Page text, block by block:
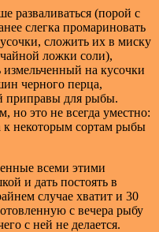
разваливаться (порой с
слегка промариновать
сложить их в миску
ложки соли),
на кусочки
черного перца,
приправы для рыбы.
это не всегда уместно:
к некоторым сортам рыбы
всеми этими
и дать постоять в
случае хватит и 30
с вечера рыбу
с ней не делается.